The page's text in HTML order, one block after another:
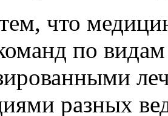
что
по видам
разных